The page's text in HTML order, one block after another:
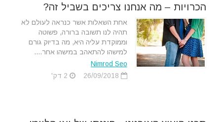
הכרויות – מה אנחנו צריכים בשביל זה?
אחת השאלות אשר כנראה לעולם לא
תהיה לנו תשובה ברורה, פשוטה
וממוקדת עליה היא, מה בדיוק גורם
למישהו להתאהב במישהו אחר....
Nimrod Seo